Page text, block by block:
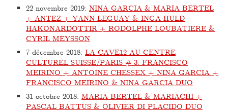
22 novembre 2019:NINA GARCIA & MARIA BERTEL
+ ANTEZ + YANN LEGUAY & INGA HULD
HAKONARDOTTIR + RODOLPHE LOUBATIERE &
CYRIL MEYSSON
7 décembre 2018:LA CAVE12 AU CENTRE
CULTUREL SUISSE/PARIS # 3: FRANCISCO
MEIRINO + ANTOINE CHESSEX + NINA GARCIA +
FRANCISCO MEIRINO & NINA GARCIA DUO
31 octobre 2018:MARIA BERTEL & MARIACHI +
PASCAL BATTUS & OLIVIER DI PLACIDO DUO